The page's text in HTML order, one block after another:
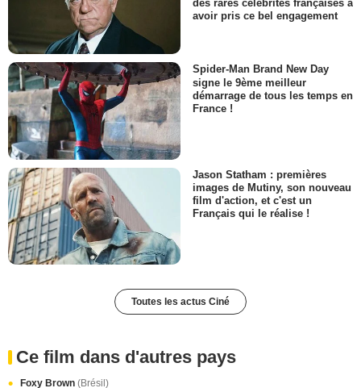
des rares célébrités françaises à
avoir pris ce bel engagement
Spider-Man Brand New Day
signe le 9ème meilleur
démarrage de tous les temps en
France !
Jason Statham : premières
images de Mutiny, son nouveau
film d'action, et c'est un
Français qui le réalise !
Toutes les actus Ciné
Ce film dans d'autres pays
Foxy Brown (Brésil)